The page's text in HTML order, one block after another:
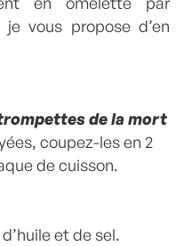
vous propose d’en
de la mort
coupez-les en 2
de cuisson.
et de sel.